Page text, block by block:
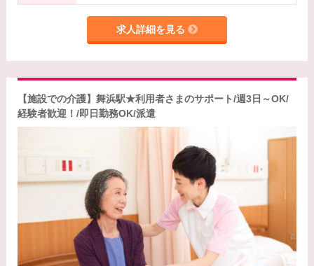
求人詳細を見る
【施設での介護】舞浜駅★利用者さまのサポート/週3日～OK/
経験者歓迎！/即日勤務OK/派遣